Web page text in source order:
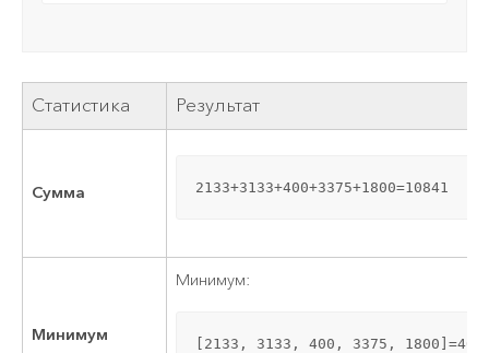
Статистика Результат
Сумма 2133+3133+400+3375+1800=10841
Минимум
Минимум:
[2133, 3133, 400, 3375, 1800]=400